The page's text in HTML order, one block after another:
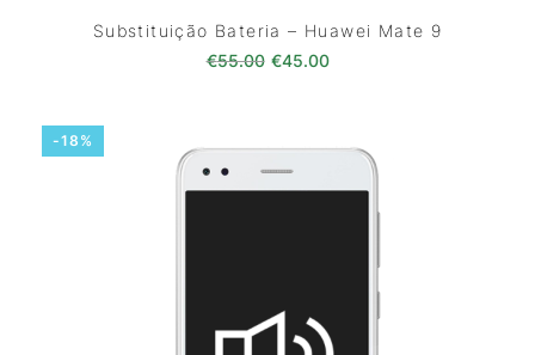
Substituição Bateria – Huawei Mate 9
€55.00 O preço original era: €55.00.
€45.00O preço atual é:
-18%